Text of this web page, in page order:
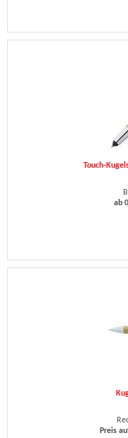
Touch-
ab
Preis